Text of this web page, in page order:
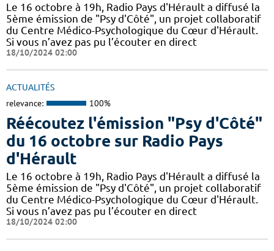
Le 16 octobre à 19h, Radio Pays d'Hérault a diffusé la
5ème émission de "Psy d'Côté", un projet collaboratif
du Centre Médico-Psychologique du Cœur d'Hérault.
Si vous n’avez pas pu l’écouter en direct
18/10/2024 02:00
ACTUALITÉS
relevance: 100%
Réécoutez l'émission "Psy d'Côté"
du 16 octobre sur Radio Pays
d'Hérault
Le 16 octobre à 19h, Radio Pays d'Hérault a diffusé la
5ème émission de "Psy d'Côté", un projet collaboratif
du Centre Médico-Psychologique du Cœur d'Hérault.
Si vous n’avez pas pu l’écouter en direct
18/10/2024 02:00